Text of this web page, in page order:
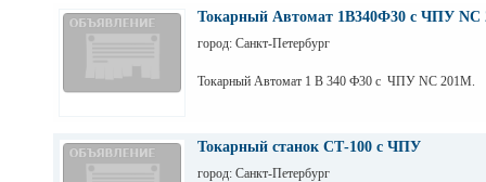
Токарный Автомат 1В340Ф30 с ЧПУ NC
город: Санкт-Петербург
Токарный Автомат 1 В 340 Ф30 с ЧПУ NC 201M.
Токарный станок СТ-100 с ЧПУ
город: Санкт-Петербург